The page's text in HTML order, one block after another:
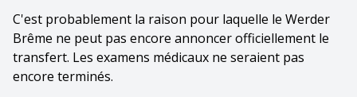
C'est probablement la raison pour laquelle le Werder
Brême ne peut pas encore annoncer officiellement le
transfert. Les examens médicaux ne seraient pas
encore terminés.